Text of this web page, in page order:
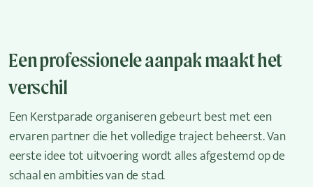
Een professionele aanpak maakt het
verschil
Een Kerstparade organiseren gebeurt best met een
ervaren partner die het volledige traject beheerst. Van
eerste idee tot uitvoering wordt alles afgestemd op de
schaal en ambities van de stad.